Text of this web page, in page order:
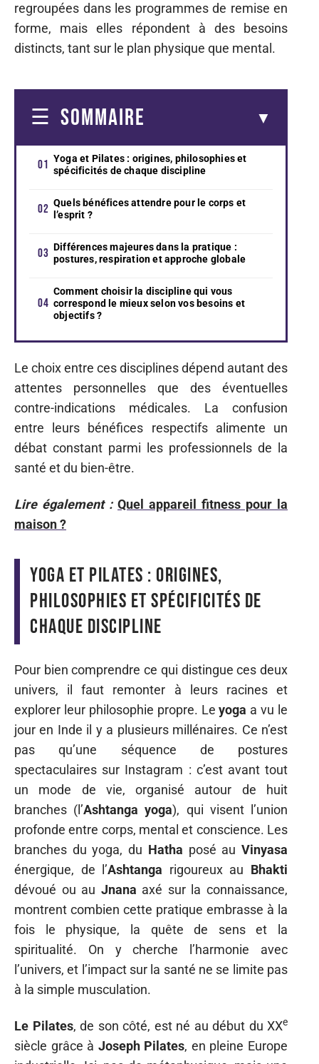
regroupées dans les programmes de remise en
forme, mais elles répondent à des besoins
distincts, tant sur le plan physique que mental.
SOMMAIRE
Yoga et Pilates : origines, philosophies et
spécificités de chaque discipline
Quels bénéfices attendre pour le corps et
l’esprit ?
Différences majeures dans la pratique :
postures, respiration et approche globale
Comment choisir la discipline qui vous
correspond le mieux selon vos besoins et
objectifs ?
Le choix entre ces disciplines dépend autant des
attentes personnelles que des éventuelles
contre-indications médicales. La confusion
entre leurs bénéfices respectifs alimente un
débat constant parmi les professionnels de la
santé et du bien-être.
Lire également : Quel appareil fitness pour la
maison ?
Yoga et Pilates : origines,
philosophies et spécificités de
chaque discipline
Pour bien comprendre ce qui distingue ces deux
univers, il faut remonter à leurs racines et
explorer leur philosophie propre. Leyoga a vu le
jour en Inde il y a plusieurs millénaires. Ce n’est
pas qu’une séquence de postures
spectaculaires sur Instagram : c’est avant tout
un mode de vie, organisé autour de huit
branches (l’Ashtanga yoga), qui visent l’union
profonde entre corps, mental et conscience. Les
branches du yoga, du Hatha posé auVinyasa
énergique, de l’Ashtanga rigoureux au Bhakti
dévoué ou au Jnana axé sur la connaissance,
montrent combien cette pratique embrasse à la
fois le physique, la quête de sens et la
spiritualité. On y cherche l’harmonie avec
l’univers, et l’impact sur la santé ne se limite pas
à la simple musculation.
Le Pilates, de son côté, est né au début du XXe
siècle grâce à Joseph Pilates, en pleine Europe